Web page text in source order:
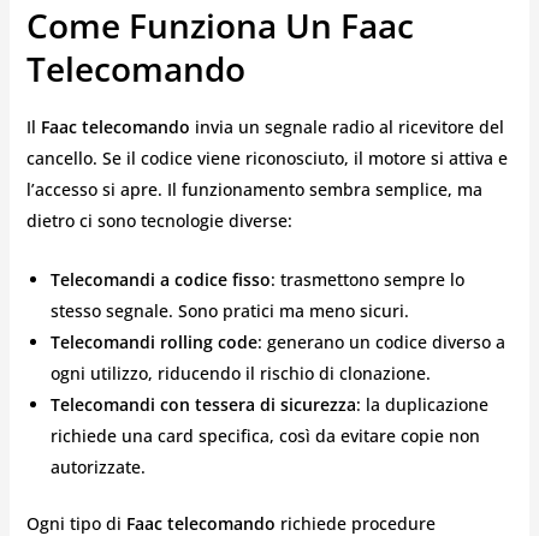
Come Funziona Un Faac
Telecomando
Il Faac telecomando invia un segnale radio al ricevitore del
cancello. Se il codice viene riconosciuto, il motore si attiva e
l’accesso si apre. Il funzionamento sembra semplice, ma
dietro ci sono tecnologie diverse:
Telecomandi a codice fisso: trasmettono sempre lo
stesso segnale. Sono pratici ma meno sicuri.
Telecomandi rolling code: generano un codice diverso a
ogni utilizzo, riducendo il rischio di clonazione.
Telecomandi con tessera di sicurezza: la duplicazione
richiede una card specifica, così da evitare copie non
autorizzate.
Ogni tipo di Faac telecomando richiede procedure